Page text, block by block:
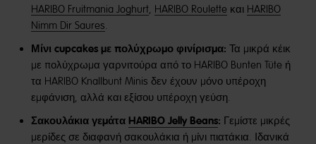
HARIBO Fruitmania Joghurt, HARIBO Roulette και HARIBO
Nimm Dir Saures.
Μίνι cupcakes με πολύχρωμο φινίρισμα: Τα μικρά κέικ
με πολύχρωμα γαρνιτούρα από το HARIBO Bunten Tüte ή
τα HARIBO Knallbunt Minis δεν έχουν μόνο υπέροχη
εμφάνιση, αλλά και εξίσου υπέροχη γεύση.
Σακουλάκια γεμάτα HARIBO Jelly Beans: Γεμίστε μικρές
μερίδες σε διαφανή σακουλάκια ή μίνι πιατάκια. Ιδανικά